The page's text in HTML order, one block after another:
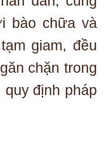
bào chữa và
giam, đều
chặn trong
định pháp